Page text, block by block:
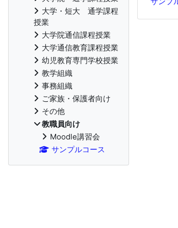
大学・短大 通学課程
授業
大学院通信課程授業
大学通信教育課程授業
幼児教育専門学校授業
教学組織
事務組織
ご家族・保護者向け
その他
教職員向け
Moodle講習会
サンプルコース